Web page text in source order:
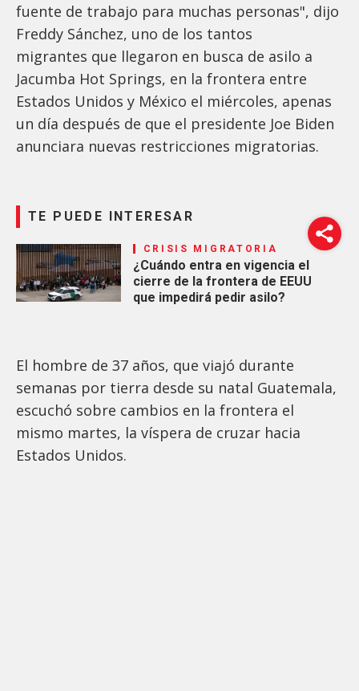
fuente de trabajo para muchas personas", dijo
Freddy Sánchez, uno de los tantos
migrantes que llegaron en busca de asilo a
Jacumba Hot Springs, en la frontera entre
Estados Unidos y México el miércoles, apenas
un día después de que el presidente Joe Biden
anunciara nuevas restricciones migratorias.
TE PUEDE INTERESAR
CRISIS MIGRATORIA
¿Cuándo entra en vigencia el
cierre de la frontera de EEUU
que impedirá pedir asilo?
El hombre de 37 años, que viajó durante
semanas por tierra desde su natal Guatemala,
escuchó sobre cambios en la frontera el
mismo martes, la víspera de cruzar hacia
Estados Unidos.